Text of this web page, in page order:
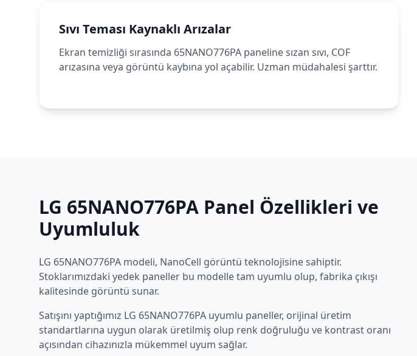
Sıvı Teması Kaynaklı Arızalar
Ekran temizliği sırasında 65NANO776PA paneline sızan sıvı, COF
arızasına veya görüntü kaybına yol açabilir. Uzman müdahalesi şarttır.
LG 65NANO776PA Panel Özellikleri ve
Uyumluluk
LG 65NANO776PA modeli, NanoCell görüntü teknolojisine sahiptir.
Stoklarımızdaki yedek paneller bu modelle tam uyumlu olup, fabrika çıkışı
kalitesinde görüntü sunar.
Satışını yaptığımız LG 65NANO776PA uyumlu paneller, orijinal üretim
standartlarına uygun olarak üretilmiş olup renk doğruluğu ve kontrast oranı
açısından cihazınızla mükemmel uyum sağlar.